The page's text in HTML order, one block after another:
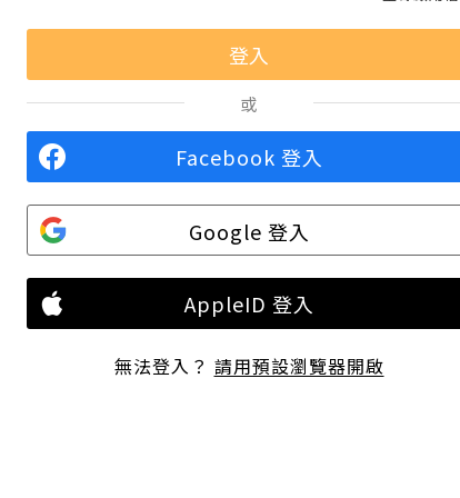
或
Facebook 登入
Google 登入
AppleID 登入
無法登入？ 請用預設瀏覽器開啟